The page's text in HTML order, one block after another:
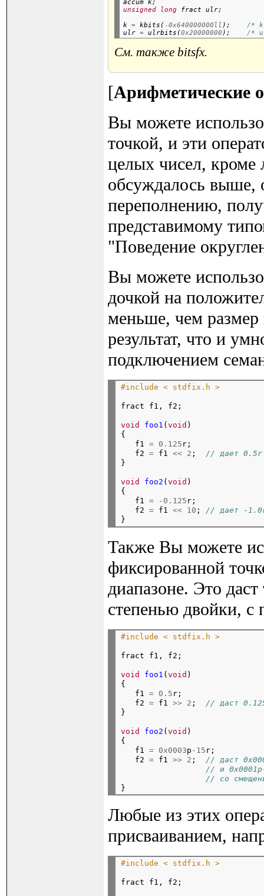
accum k;
unsigned
long
k = kbits(-0x640000000ll); /*
ulr = ulrbits(0x20000000); /*
См. также bitsfx.
[Арифметические
Вы можете
точкой, и эти
целых чисел, кроме
обсуждалось выше,
переполнению,
представимому
"Поведение
Вы можете
дочкой на
меньше, чем размер
результат, что и
подключением
#include < stdfix.h >
fract f1, f2;
void foo1 (void )
{
   f1
= 0.125 r;
   f2
= f1 << 2 ; // дает 0.5r
}
void foo2 (void )
{
   f1
= -0.125 r;
   f2
= f1 << 10 ; // дает -
Также Вы можете
фиксированной
диапазоне. Это
степенью двойки, с
#include < stdfix.h >
fract f1, f2;
void foo1 (void )
{
   f1
= 0.5 r;
   f2
= f1 >> 2 ; // даст
}
void foo2 (void )
{
   f1
= 0x0003p -15 r;
   f2
= f1 >> 2 ; // даст
// и 0x0001p-
// со
Любые из этих
присваиванием,
#include < stdfix.h >
fract f1, f2;